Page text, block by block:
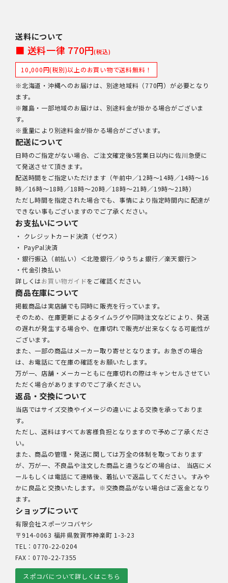
送料について
■ 送料一律 770円(税込)
10,000円(税別)以上のお買い物で送料無料！
※北海道・沖縄へのお届けは、別途地域料（770円）が必要となり
ます。
※離島・一部地域のお届けは、別途料金が掛かる場合がございま
す。
※重量により別途料金が掛かる場合がございます。
配送について
日時のご指定がない場合、ご注文確定後5営業日以内に佐川急便に
て発送させて頂きます。
配送時間をご指定いただけます（午前中／12時～14時／14時～16
時／16時～18時／18時～20時／18時～21時／19時～21時）
ただし時間を指定された場合でも、事情により指定時間内に配達が
できない事もございますのでご了承ください。
お支払いについて
・ クレジットカード決済（ゼウス）
・ PayPal決済
・銀行振込（前払い）＜北陸銀行／ゆうちょ銀行／楽天銀行＞
・代金引換払い
詳しくはお買い物ガイドをご確認ください。
商品在庫について
掲載商品は実店舗でも同時に販売を行っています。
そのため、在庫更新によるタイムラグや同時注文などにより、発送
の遅れが発生する場合や、在庫切れで販売が出来なくなる可能性が
ございます。
また、一部の商品はメーカー取り寄せとなります。お急ぎの場合
は、お電話にて在庫の確認をお願いたします。
万が一、店舗・メーカーともに在庫切れの際はキャンセルさせてい
ただく場合がありますのでご了承ください。
返品・交換について
当店ではサイズ交換やイメージの違いによる交換を承っておりま
す。
ただし、送料はすべてお客様負担となりますので予めご了承くださ
い。
また、商品の管理・発送に関しては万全の体制を取っております
が、万が一、不良品や注文した商品と違うなどの場合は、 当店にメ
ールもしくは電話にて連絡後、着払いで返品してください。すみや
かに良品と交換いたします。※交換商品がない場合はご返金となり
ます。
ショップについて
有限会社スポーツコバヤシ
〒914-0063 福井県敦賀市神楽町 1-3-23
TEL：0770-22-0204
FAX：0770-22-7355
スポコバについて詳しくはこちら